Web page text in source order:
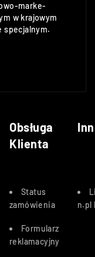
marke-
w krajowym
specjalnym.
Obsługa
Klienta
Status
zamówienia
Formularz
reklamacyjny
n.pl